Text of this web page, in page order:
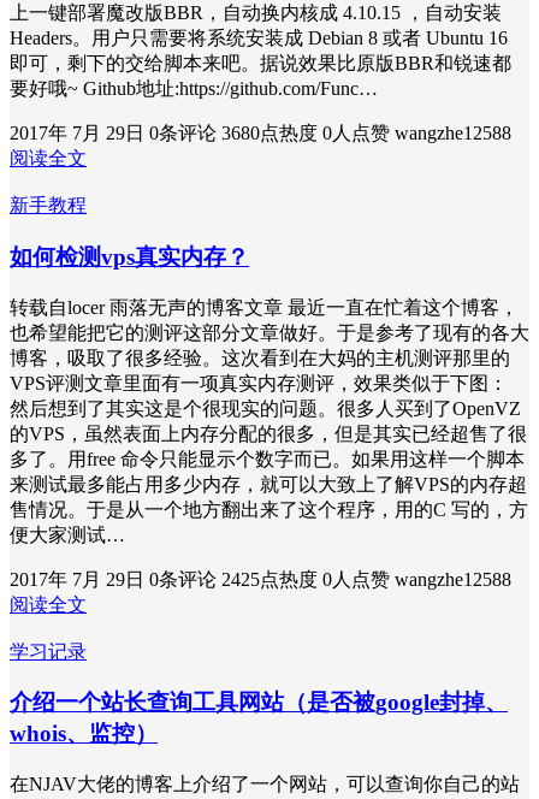
上一键部署魔改版BBR，自动换内核成 4.10.15 ，自动安装
Headers。用户只需要将系统安装成 Debian 8 或者 Ubuntu 16
即可，剩下的交给脚本来吧。据说效果比原版BBR和锐速都
要好哦~ Github地址:https://github.com/Func…
2017年 7月 29日 0条评论 3680点热度 0人点赞 wangzhe12588
阅读全文
新手教程
如何检测vps真实内存？
转载自locer 雨落无声的博客文章 最近一直在忙着这个博客，
也希望能把它的测评这部分文章做好。于是参考了现有的各大
博客，吸取了很多经验。这次看到在大妈的主机测评那里的
VPS评测文章里面有一项真实内存测评，效果类似于下图：
然后想到了其实这是个很现实的问题。很多人买到了OpenVZ
的VPS，虽然表面上内存分配的很多，但是其实已经超售了很
多了。用free 命令只能显示个数字而已。如果用这样一个脚本
来测试最多能占用多少内存，就可以大致上了解VPS的内存超
售情况。于是从一个地方翻出来了这个程序，用的C 写的，方
便大家测试…
2017年 7月 29日 0条评论 2425点热度 0人点赞 wangzhe12588
阅读全文
学习记录
介绍一个站长查询工具网站（是否被google封掉、
whois、监控）
在NJAV大佬的博客上介绍了一个网站，可以查询你自己的站